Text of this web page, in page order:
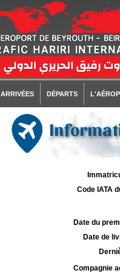
ARRIVÉES DÉPARTS
Code IATA
Date du
Date de
Compagnie